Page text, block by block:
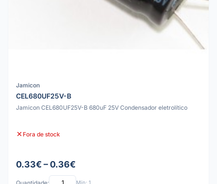
Jamicon
CEL680UF25V-B
Jamicon CEL680UF25V-B 680uF 25V Condensador eletrolítico
Fora de stock
0.33€ – 0.36€
Mín: 1